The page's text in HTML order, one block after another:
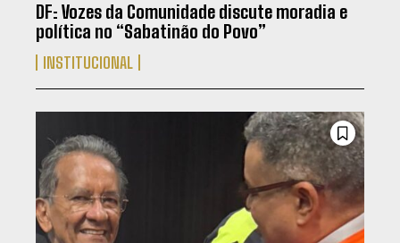
DF: Vozes da Comunidade discute moradia e
política no “Sabatinão do Povo”
INSTITUCIONAL